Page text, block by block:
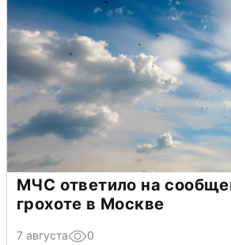
МЧС ответило на
грохоте в Москве
7 августа 0